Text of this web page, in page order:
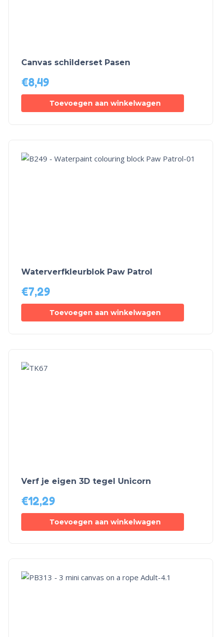
Canvas schilderset Pasen
€8,49
Toevoegen aan winkelwagen
Waterverfkleurblok Paw Patrol
€7,29
Toevoegen aan winkelwagen
Verf je eigen 3D tegel Unicorn
€12,29
Toevoegen aan winkelwagen